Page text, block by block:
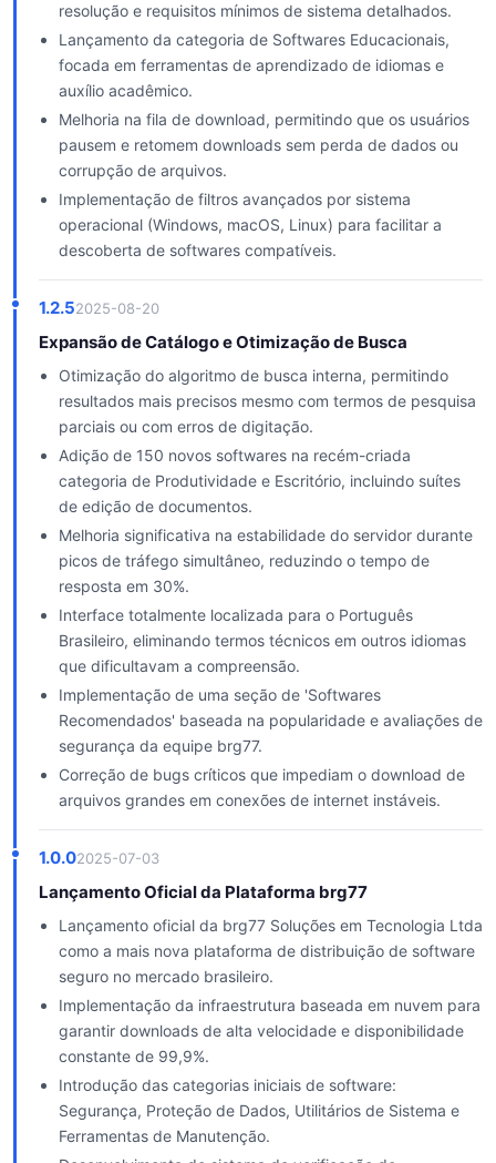
resolução e requisitos mínimos de sistema detalhados.
Lançamento da categoria de Softwares Educacionais,
focada em ferramentas de aprendizado de idiomas e
auxílio acadêmico.
Melhoria na fila de download, permitindo que os usuários
pausem e retomem downloads sem perda de dados ou
corrupção de arquivos.
Implementação de filtros avançados por sistema
operacional (Windows, macOS, Linux) para facilitar a
descoberta de softwares compatíveis.
1.2.52025-08-20
Expansão de Catálogo e Otimização de Busca
Otimização do algoritmo de busca interna, permitindo
resultados mais precisos mesmo com termos de pesquisa
parciais ou com erros de digitação.
Adição de 150 novos softwares na recém-criada
categoria de Produtividade e Escritório, incluindo suítes
de edição de documentos.
Melhoria significativa na estabilidade do servidor durante
picos de tráfego simultâneo, reduzindo o tempo de
resposta em 30%.
Interface totalmente localizada para o Português
Brasileiro, eliminando termos técnicos em outros idiomas
que dificultavam a compreensão.
Implementação de uma seção de 'Softwares
Recomendados' baseada na popularidade e avaliações de
segurança da equipe brg77.
Correção de bugs críticos que impediam o download de
arquivos grandes em conexões de internet instáveis.
1.0.02025-07-03
Lançamento Oficial da Plataforma brg77
Lançamento oficial da brg77 Soluções em Tecnologia Ltda
como a mais nova plataforma de distribuição de software
seguro no mercado brasileiro.
Implementação da infraestrutura baseada em nuvem para
garantir downloads de alta velocidade e disponibilidade
constante de 99,9%.
Introdução das categorias iniciais de software:
Segurança, Proteção de Dados, Utilitários de Sistema e
Ferramentas de Manutenção.